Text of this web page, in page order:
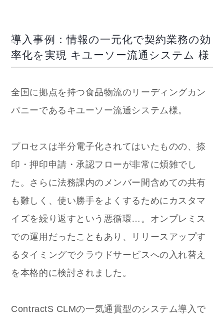
導入事例：情報の一元化で契約業務の効
率化を実現 キユーソー流通システム 様
全国に拠点を持つ食品物流のリーディングカン
パニーであるキユーソー流通システム様。
プロセスは半分電子化されてはいたものの、捺
印・押印申請・承認フローが非常に煩雑でし
た。さらに法務課内のメンバー間含めての共有
も難しく、使い勝手をよくするためにカスタマ
イズを繰り返すという悪循環…。オンプレミス
での運用だったこともあり、リリースアップす
るタイミングでクラウドサービスへの入れ替え
を本格的に検討されました。
ContractS CLMの一気通貫型のシステム導入で